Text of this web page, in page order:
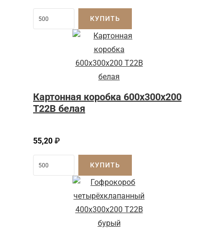
КУПИТЬ
Картонная коробка 600x300x200
Т22B белая
55,20 ₽
КУПИТЬ